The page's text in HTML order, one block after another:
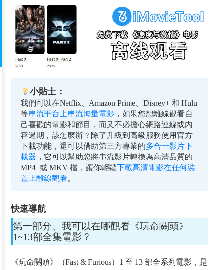
小貼士：
我們可以在Netflix、Amazon Prime、Disney+ 和 Hulu
等串流平台上串流海量電影 ，如果您想離線觀看自
己喜歡的電影和節目，而又不必擔心網路連線或內
容過期，該怎麼辦？除了升級到高級服務使用官方
下載功能，還可以借助第三方專業的多合一影片下
載器 ，它可以幫助您將串流影片轉換為高清品質的
MP4 或 MKV 檔，讓你輕鬆下載高清電影在任何裝
置上離線觀看。
快速導航
第一部分、我可以在哪觀看《玩命關頭》
1~13部全集電影？
《玩命關頭》（Fast & Furious）1 至 13 部全系列電影，是